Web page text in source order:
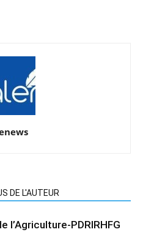
DE L'AUTEUR
l’Agriculture-PDRIRHFG